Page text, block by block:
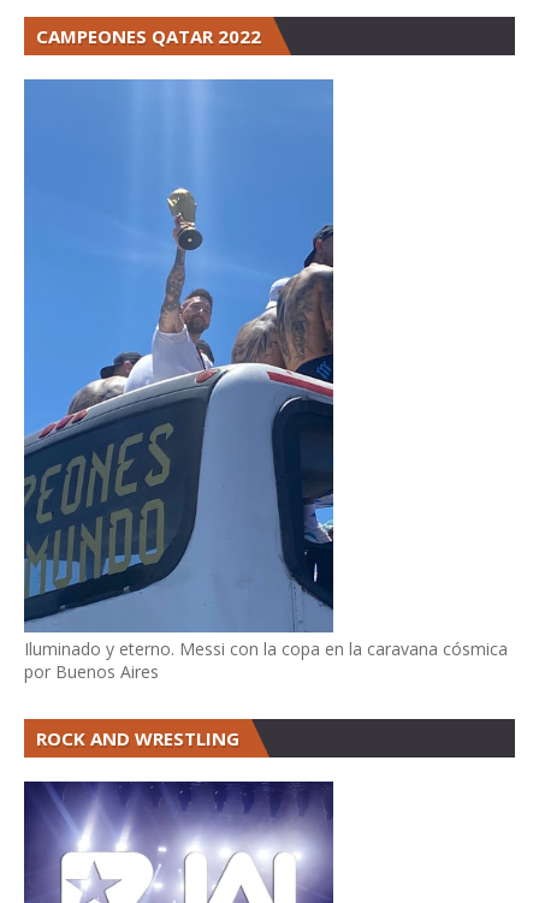
CAMPEONES QATAR 2022
Iluminado y eterno. Messi con la copa en la caravana cósmica
por Buenos Aires
ROCK AND WRESTLING